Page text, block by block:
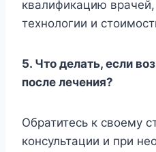
квалификацию
технологии и
5. Что делать, если
после лечения?
Обратитесь к своему
консультации и при